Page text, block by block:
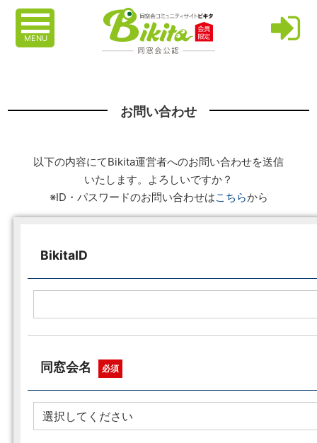
MENU
お問い合わせ
以下の内容にてBikita運営者へのお問い合わせを送信
いたします。よろしいですか？
※ID・パスワードのお問い合わせはこちらから
BikitaID
同窓会名 必須